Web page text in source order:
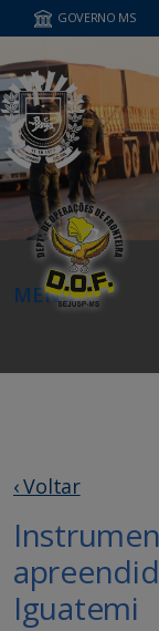
GOVERNO MS
MENU
‹ Voltar
Iguatemi